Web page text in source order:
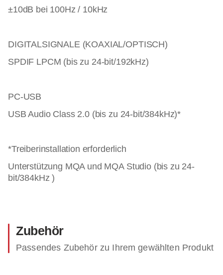
±10dB bei 100Hz / 10kHz
DIGITALSIGNALE (KOAXIAL/OPTISCH)
SPDIF LPCM (bis zu 24-bit/192kHz)
PC-USB
USB Audio Class 2.0 (bis zu 24-bit/384kHz)*
*Treiberinstallation erforderlich
Unterstützung MQA und MQA Studio (bis zu 24-
bit/384kHz )
Zubehör
Passendes Zubehör zu Ihrem gewählten Produkt